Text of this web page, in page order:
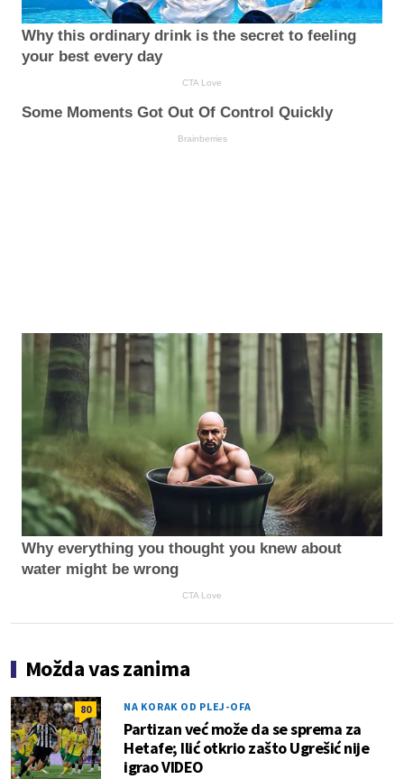
Why this ordinary drink is the secret to feeling
your best every day
CTA Love
Some Moments Got Out Of Control Quickly
Brainberries
Why everything you thought you knew about
water might be wrong
CTA Love
Možda vas zanima
80 NA KORAK OD PLEJ-OFA
Partizan već može da se sprema za
Hetafe; Ilić otkrio zašto Ugrešić nije
igrao VIDEO